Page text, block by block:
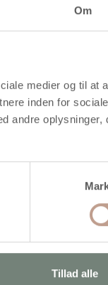
Om
medier og til at
inden for
andre oplysninger,
Tillad alle